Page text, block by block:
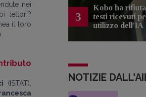
nei
lettori?
il loro
(ISTAT),
3
Kobo ha
testi ricevuti
utilizzo dell’IA
NOTIZIE